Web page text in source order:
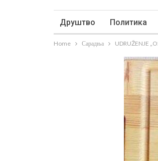
Друштво Политика
Home Сарадња UDRUŽENJE